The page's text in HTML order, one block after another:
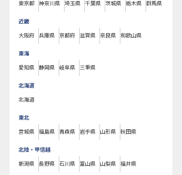
東京都 神奈川県 埼玉県 千葉県 茨城県 栃木県 群馬県
近畿
大阪府 兵庫県 京都府 滋賀県 奈良県 和歌山県
東海
愛知県 静岡県 岐阜県 三重県
北海道
北海道
東北
宮城県 福島県 青森県 岩手県 山形県 秋田県
北陸・甲信越
新潟県 長野県 石川県 富山県 山梨県 福井県